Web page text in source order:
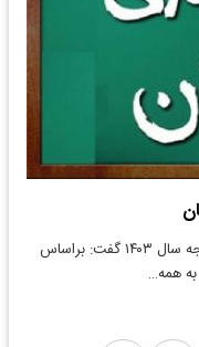
دنیای معدن: رئیس کمیسیون تلفیق لایحه بودجه سال ۱۴۰۳ گفت: براساس
همه…